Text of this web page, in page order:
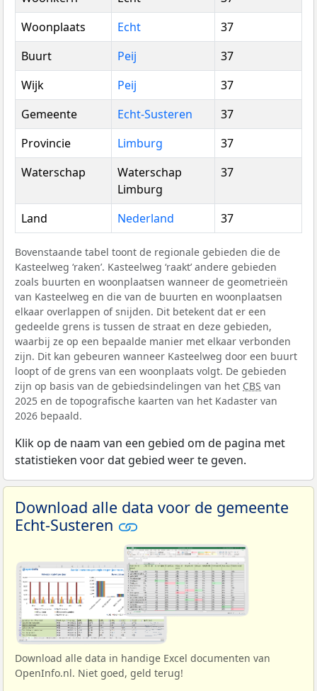
Woonplaats
Echt
37
Buurt
Peij
37
Wijk
Peij
37
Gemeente
Echt-Susteren
37
Provincie
Limburg
37
Waterschap
Waterschap
Limburg
37
Land Nederland 37
Bovenstaande tabel toont de regionale gebieden die de
Kasteelweg ‘raken’. Kasteelweg ‘raakt’ andere gebieden
zoals buurten en woonplaatsen wanneer de geometrieën
van Kasteelweg en die van de buurten en woonplaatsen
elkaar overlappen of snijden. Dit betekent dat er een
gedeelde grens is tussen de straat en deze gebieden,
waarbij ze op een bepaalde manier met elkaar verbonden
zijn. Dit kan gebeuren wanneer Kasteelweg door een buurt
loopt of de grens van een woonplaats volgt. De gebieden
zijn op basis van de gebiedsindelingen van het CBS van
2025 en de topografische kaarten van het Kadaster van
2026 bepaald.
Klik op de naam van een gebied om de pagina met
statistieken voor dat gebied weer te geven.
Download alle data voor de gemeente
Echt-Susteren
Download alle data in handige Excel documenten van
OpenInfo.nl. Niet goed, geld terug!